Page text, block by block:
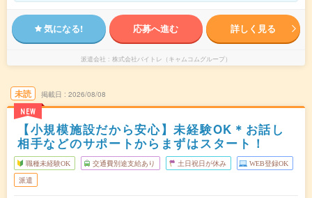
気になる! 応募へ進む 詳しく見る
派遣会社 株式会社バイトレ（キャムコムグループ）
未読
NEW
掲載日 2026/08/08
【小規模施設だから安心】未経験OK＊お話し
相手などのサポートからまずはスタート！
職種未経験OK 交通費別途支給あり 土日祝日が休み WEB登録OK
派遣